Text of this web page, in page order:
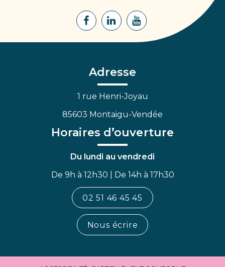
Lien
Facebook
Lien
Lien
Adresse
1 rue Henri-Joyau
85603 Montaigu-Vendée
Horaires d’ouverture
Du lundi au vendredi
De 9h à 12h30 | De 14h à 17h30
02 51 46 45 45
Nous écrire